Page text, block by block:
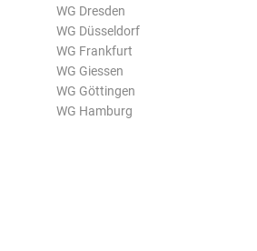
WG Dresden
WG Düsseldorf
WG Frankfurt
WG Giessen
WG Göttingen
WG Hamburg